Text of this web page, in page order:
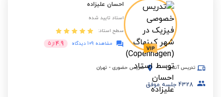
احسان علیزاده
استاد تایید شده
سطح استاد:
مشاهده 109 دیدگاه
4.9 از 5
تدریس آنلاین تدریس حضوری - تهران
4328 جلسه موفق